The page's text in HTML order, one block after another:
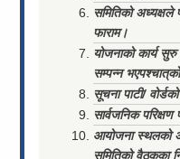
समितिको अध्यक्षले
फाराम।
योजनाको कार्य सुरु
सम्पन्न
सूचना पाटी/
सार्वजनिक
आयोजना स्थलको
समितिको वैठकका